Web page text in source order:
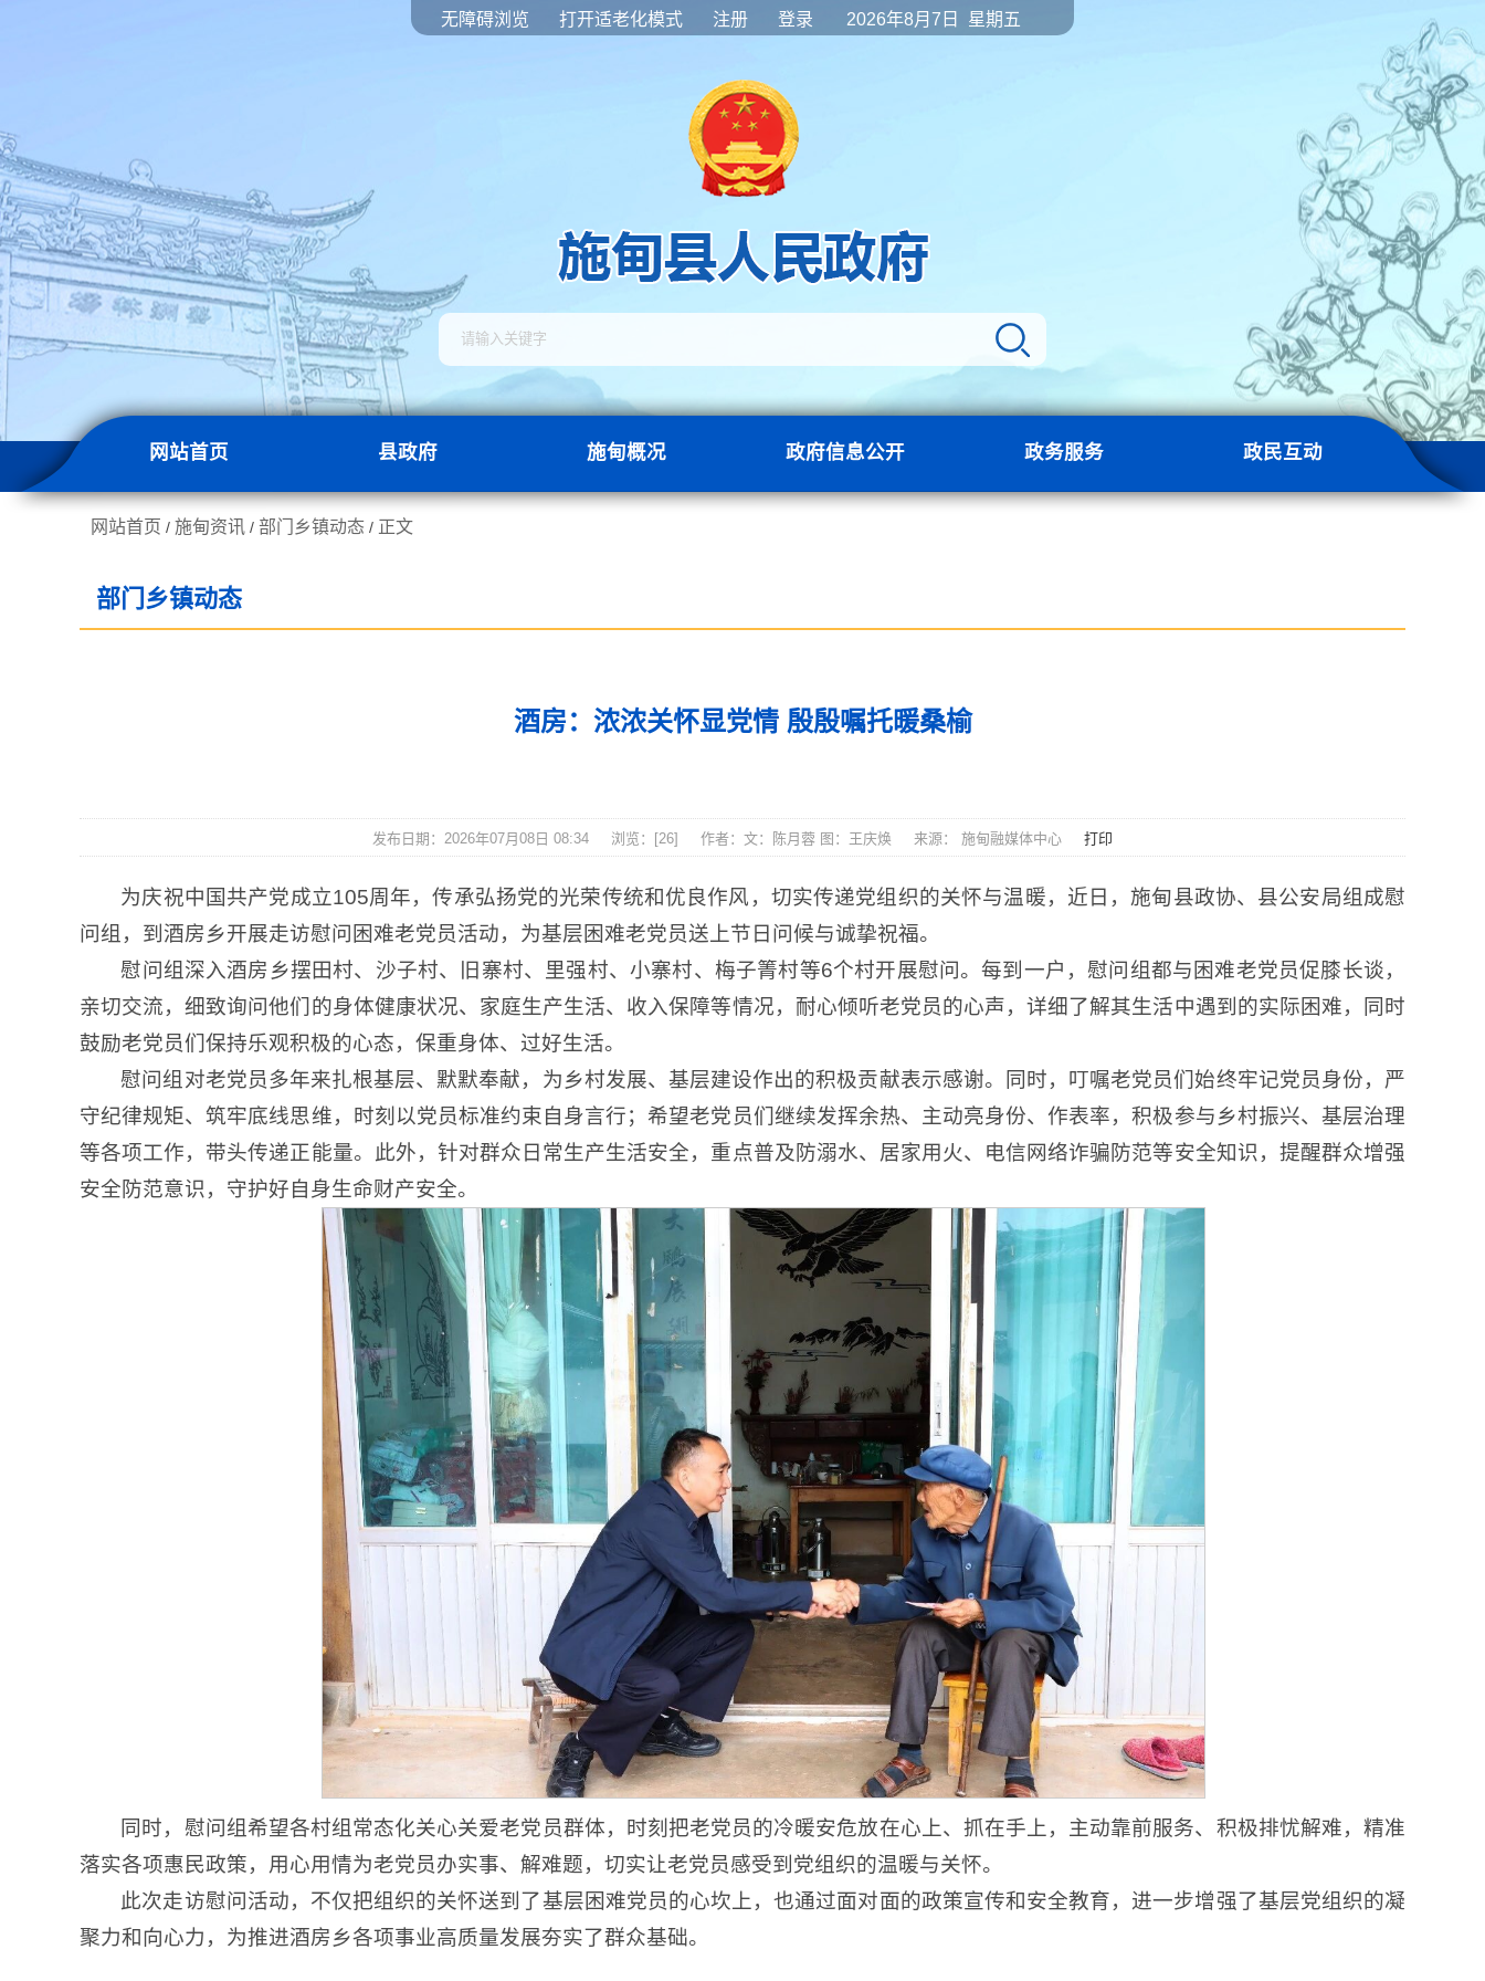
无障碍浏览 打开适老化模式 注册 登录 2026年8月7日 星期五
网站首页 县政府 施甸概况 政府信息公开 政务服务 政民互动
网站首页 / 施甸资讯 / 部门乡镇动态 / 正文
部门乡镇动态
酒房：浓浓关怀显党情 殷殷嘱托暖桑榆
发布日期：2026年07月08日 08:34 浏览：[26] 作者：文：陈月蓉 图：王庆焕 来源： 施甸融媒体中心 打印
为庆祝中国共产党成立105周年，传承弘扬党的光荣传统和优良作风，切实传递党组织的关怀与温暖，近日，施甸县政协、县公安局组成慰
问组，到酒房乡开展走访慰问困难老党员活动，为基层困难老党员送上节日问候与诚挚祝福。
慰问组深入酒房乡摆田村、沙子村、旧寨村、里强村、小寨村、梅子箐村等6个村开展慰问。每到一户，慰问组都与困难老党员促膝长谈，
亲切交流，细致询问他们的身体健康状况、家庭生产生活、收入保障等情况，耐心倾听老党员的心声，详细了解其生活中遇到的实际困难，同时
鼓励老党员们保持乐观积极的心态，保重身体、过好生活。
慰问组对老党员多年来扎根基层、默默奉献，为乡村发展、基层建设作出的积极贡献表示感谢。同时，叮嘱老党员们始终牢记党员身份，严
守纪律规矩、筑牢底线思维，时刻以党员标准约束自身言行；希望老党员们继续发挥余热、主动亮身份、作表率，积极参与乡村振兴、基层治理
等各项工作，带头传递正能量。此外，针对群众日常生产生活安全，重点普及防溺水、居家用火、电信网络诈骗防范等安全知识，提醒群众增强
安全防范意识，守护好自身生命财产安全。
同时，慰问组希望各村组常态化关心关爱老党员群体，时刻把老党员的冷暖安危放在心上、抓在手上，主动靠前服务、积极排忧解难，精准
落实各项惠民政策，用心用情为老党员办实事、解难题，切实让老党员感受到党组织的温暖与关怀。
此次走访慰问活动，不仅把组织的关怀送到了基层困难党员的心坎上，也通过面对面的政策宣传和安全教育，进一步增强了基层党组织的凝
聚力和向心力，为推进酒房乡各项事业高质量发展夯实了群众基础。